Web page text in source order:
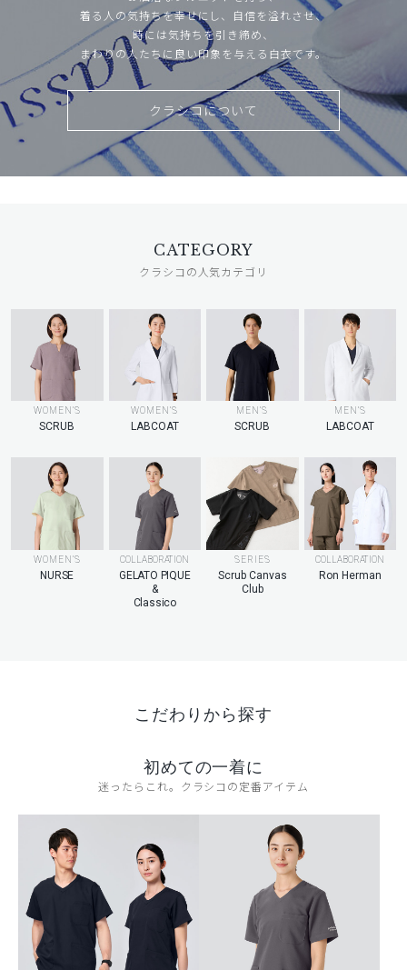
着る人の気持ちを幸せにし、自信を溢れさせ、
時には気持ちを引き締め、
まわりの人たちに良い印象を与える白衣です。
クラシコについて
CATEGORY
クラシコの人気カテゴリ
WOMEN’S
SCRUB
WOMEN’S
LABCOAT
MEN’S
SCRUB
MEN’S
LABCOAT
WOMEN’S
NURSE
COLLABORATION
GELATO PIQUE
&
Classico
SERIES
Scrub Canvas
Club
COLLABORATION
Ron Herman
こだわりから探す
初めての一着に
迷ったらこれ。クラシコの定番アイテム